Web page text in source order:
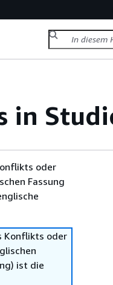
in
oder
Fassung
Konflikts oder
ist die